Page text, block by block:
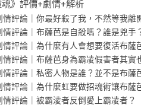
》評價+劇情+解析
情評論｜你最好殺了我，不然等我離
情評論｜布薩芭是自殺嗎？誰是兇手
情評論｜為什麼有人會想要復活布薩
情評論｜布薩芭身為霸凌假害者其實
情評論｜私密人物是誰？並不是布薩
情評論｜為什麼虹要做招魂術讓布薩
情評論｜被霸淩者反倒愛上霸凌者？